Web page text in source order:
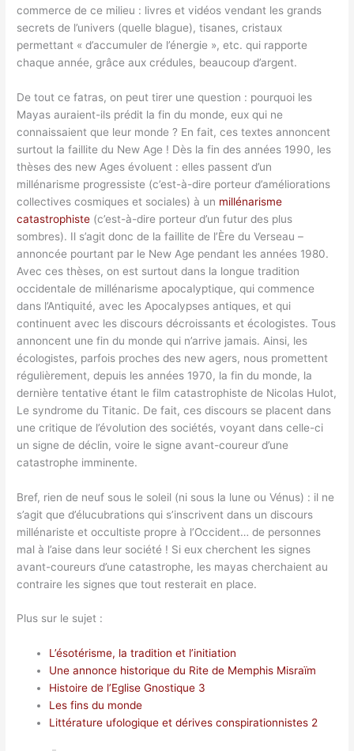
commerce de ce milieu : livres et vidéos vendant les grands
secrets de l’univers (quelle blague), tisanes, cristaux
permettant « d’accumuler de l’énergie », etc. qui rapporte
chaque année, grâce aux crédules, beaucoup d’argent.
De tout ce fatras, on peut tirer une question : pourquoi les
Mayas auraient-ils prédit la fin du monde, eux qui ne
connaissaient que leur monde ? En fait, ces textes annoncent
surtout la faillite du New Age ! Dès la fin des années 1990, les
thèses des new Ages évoluent : elles passent d’un
millénarisme progressiste (c’est-à-dire porteur d’améliorations
collectives cosmiques et sociales) à un millénarisme
catastrophiste (c’est-à-dire porteur d’un futur des plus
sombres). Il s’agit donc de la faillite de l’Ère du Verseau –
annoncée pourtant par le New Age pendant les années 1980.
Avec ces thèses, on est surtout dans la longue tradition
occidentale de millénarisme apocalyptique, qui commence
dans l’Antiquité, avec les Apocalypses antiques, et qui
continuent avec les discours décroissants et écologistes. Tous
annoncent une fin du monde qui n’arrive jamais. Ainsi, les
écologistes, parfois proches des new agers, nous promettent
régulièrement, depuis les années 1970, la fin du monde, la
dernière tentative étant le film catastrophiste de Nicolas Hulot,
Le syndrome du Titanic. De fait, ces discours se placent dans
une critique de l’évolution des sociétés, voyant dans celle-ci
un signe de déclin, voire le signe avant-coureur d’une
catastrophe imminente.
Bref, rien de neuf sous le soleil (ni sous la lune ou Vénus) : il ne
s’agit que d’élucubrations qui s’inscrivent dans un discours
millénariste et occultiste propre à l’Occident… de personnes
mal à l’aise dans leur société ! Si eux cherchent les signes
avant-coureurs d’une catastrophe, les mayas cherchaient au
contraire les signes que tout resterait en place.
Plus sur le sujet :
L’ésotérisme, la tradition et l’initiation
Une annonce historique du Rite de Memphis Misraïm
Histoire de l’Eglise Gnostique 3
Les fins du monde
Littérature ufologique et dérives conspirationnistes 2